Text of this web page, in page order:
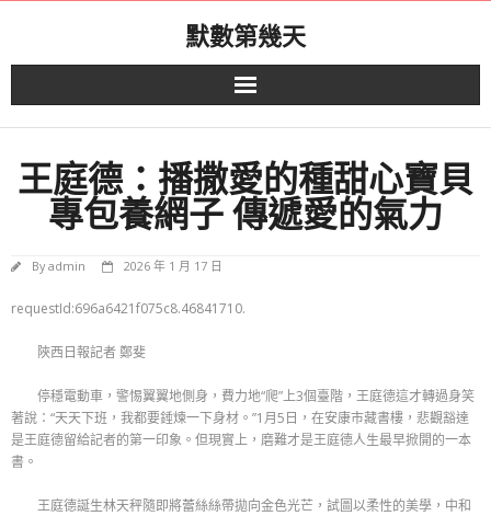
默數第幾天
王庭德：播撒愛的種甜心寶貝
專包養網子 傳遞愛的氣力
Byadmin 2026 年 1 月 17 日
requestId:696a6421f075c8.46841710.
陜西日報記者 鄭斐
停穩電動車，警惕翼翼地側身，費力地“爬”上3個臺階，王庭德這才轉過身笑
著說：“天天下班，我都要錘煉一下身材。”1月5日，在安康市藏書樓，悲觀豁達
是王庭德留給記者的第一印象。但現實上，磨難才是王庭德人生最早掀開的一本
書。
王庭德誕生林天秤隨即將蕾絲絲帶拋向金色光芒，試圖以柔性的美學，中和